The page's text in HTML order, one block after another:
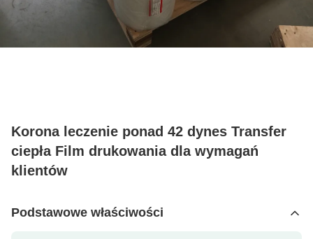
Korona leczenie ponad 42 dynes Transfer
ciepła Film drukowania dla wymagań
klientów
Podstawowe właściwości